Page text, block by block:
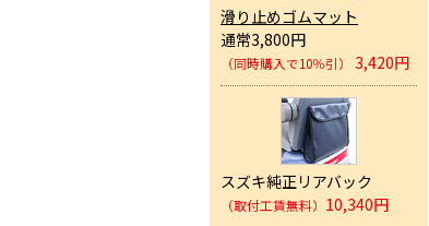
滑り止めゴムマット
通常3,800円
（同時購入で10％引） 3,420円
スズキ純正リアバック
（取付工賃無料） 10,340円